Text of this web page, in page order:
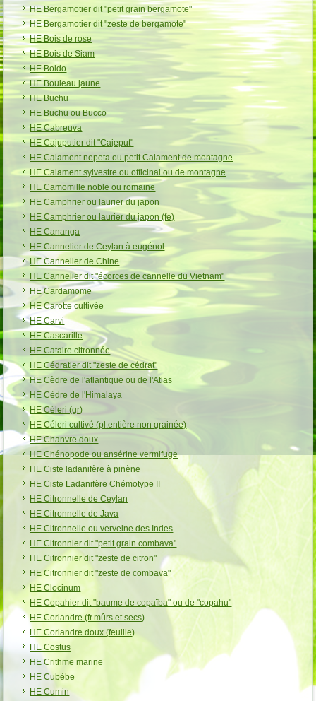
HE Bergamotier dit "petit grain bergamote"
HE Bergamotier dit "zeste de bergamote"
HE Bois de rose
HE Bois de Siam
HE Boldo
HE Bouleau jaune
HE Buchu
HE Buchu ou Bucco
HE Cabreuva
HE Cajuputier dit "Cajeput"
HE Calament nepeta ou petit Calament de montagne
HE Calament sylvestre ou officinal ou de montagne
HE Camomille noble ou romaine
HE Camphrier ou laurier du japon
HE Camphrier ou laurier du japon (fe)
HE Cananga
HE Cannelier de Ceylan à eugénol
HE Cannelier de Chine
HE Cannelier dit "écorces de cannelle du Vietnam"
HE Cardamome
HE Carotte cultivée
HE Carvi
HE Cascarille
HE Cataire citronnée
HE Cédratier dit "zeste de cédrat"
HE Cèdre de l'atlantique ou de l'Atlas
HE Cèdre de l'Himalaya
HE Céleri (gr)
HE Céleri cultivé (pl.entière non grainée)
HE Chanvre doux
HE Chénopode ou ansérine vermifuge
HE Ciste ladanifère à pinène
HE Ciste Ladanifère Chémotype II
HE Citronnelle de Ceylan
HE Citronnelle de Java
HE Citronnelle ou verveine des Indes
HE Citronnier dit "petit grain combava"
HE Citronnier dit "zeste de citron"
HE Citronnier dit "zeste de combava"
HE Clocinum
HE Copahier dit "baume de copaïba" ou de "copahu"
HE Coriandre (fr.mûrs et secs)
HE Coriandre doux (feuille)
HE Costus
HE Crithme marine
HE Cubèbe
HE Cumin